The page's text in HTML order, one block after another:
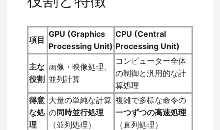
項目
GPU (Graphics
Processing Unit)
CPU (Central
Processing Unit)
主な
役割
画像・映像処理、
並列計算
コンピューター全体
の制御と汎用的な計
算処理
得意
な処
理
大量の単純な計算
の同時並行処理
（並列処理）
複雑で多様な命令の
一つずつの高速処理
（直列処理）